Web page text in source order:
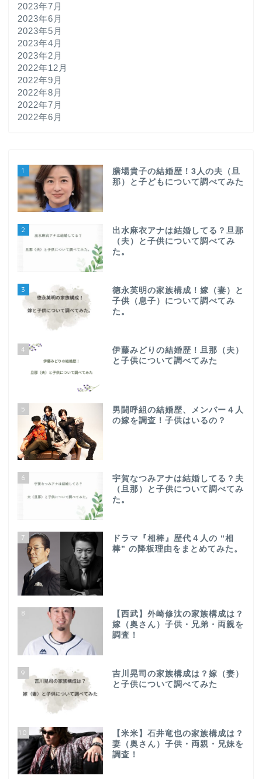
2023年7月
2023年6月
2023年5月
2023年4月
2023年2月
2022年12月
2022年9月
2022年8月
2022年7月
2022年6月
1
膳場貴子の結婚歴！3人の夫（旦
那）と子どもについて調べてみた
2
出水麻衣アナは結婚してる？旦那
（夫）と子供について調べてみ
た。
3
徳永英明の家族構成！嫁（妻）と
子供（息子）について調べてみ
た。
4
伊藤みどりの結婚歴！旦那（夫）
と子供について調べてみた
5
男闘呼組の結婚歴、メンバー４人
の嫁を調査！子供はいるの？
6
宇賀なつみアナは結婚してる？夫
（旦那）と子供について調べてみ
た。
7
ドラマ『相棒』歴代４人の “相
棒” の降板理由をまとめてみた。
8
【西武】外崎修汰の家族構成は？
嫁（奥さん）子供・兄弟・両親を
調査！
9
吉川晃司の家族構成は？嫁（妻）
と子供について調べてみた
10
【米米】石井竜也の家族構成は？
妻（奥さん）子供・両親・兄妹を
調査！